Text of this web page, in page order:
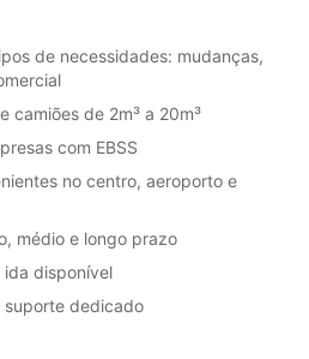
de necessidades: mudanças,
camiões de 2m³ a 20m³
com EBSS
no centro, aeroporto e
médio e longo prazo
disponível
suporte dedicado